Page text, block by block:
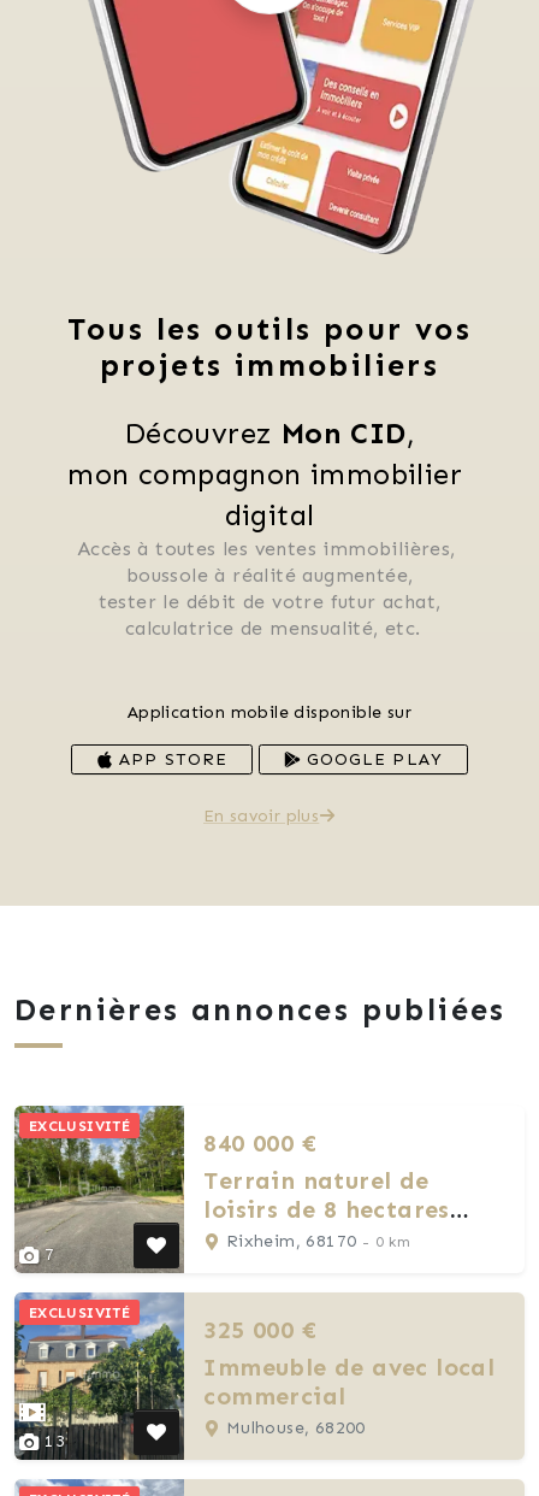
Tous les outils pour vos
projets immobiliers
Découvrez Mon CID,
mon compagnon immobilier
digital
Accès à toutes les ventes immobilières,
boussole à réalité augmentée,
tester le débit de votre futur achat,
calculatrice de mensualité, etc.
Application mobile disponible sur
APP STORE GOOGLE PLAY
En savoir plus
Dernières annonces publiées
7
EXCLUSIVITÉ
840 000 €
Terrain naturel de
loisirs de 8 hectares
environs à Rixheim
Rixheim, 68170 - 0 km
13
EXCLUSIVITÉ
325 000 €
Immeuble de avec local
commercial
Mulhouse, 68200